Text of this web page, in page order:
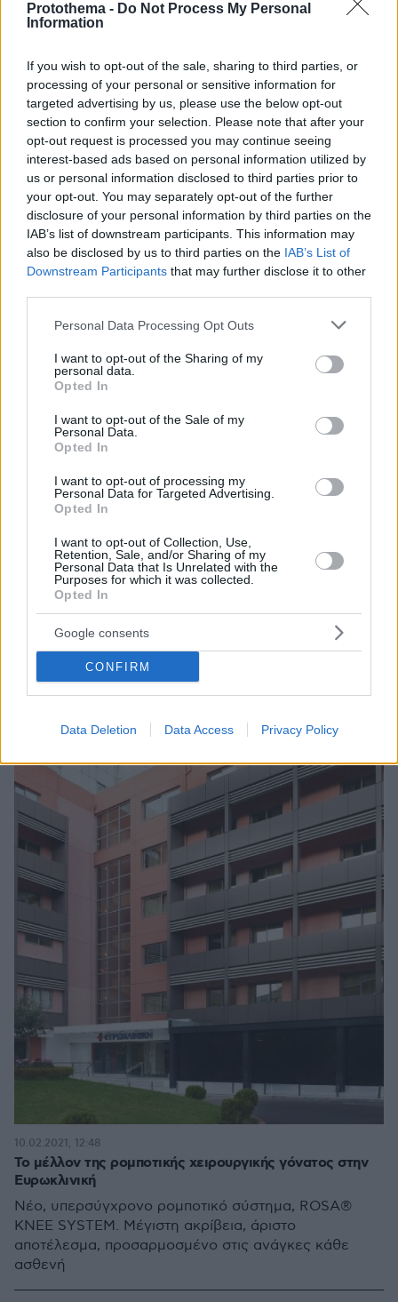
Protothema - Do Not Process My Personal
Information
If you wish to opt-out of the sale, sharing to third parties, or
processing of your personal or sensitive information for
targeted advertising by us, please use the below opt-out
section to confirm your selection. Please note that after your
opt-out request is processed you may continue seeing
interest-based ads based on personal information utilized by
us or personal information disclosed to third parties prior to
your opt-out. You may separately opt-out of the further
disclosure of your personal information by third parties on the
IAB’s list of downstream participants. This information may
also be disclosed by us to third parties on the IAB’s List of
Downstream Participants that may further disclose it to other
Please note that this website/app uses one or more Google
not limited to your visit or usage behaviour. You may click to
grant or deny consent to Google and its third-party tags to
use your data for below specified purposes in below Google
consent section.
Personal Data Processing Opt Outs
I want to opt-out of the Sharing of my
personal data.
Opted In
I want to opt-out of the Sale of my
Personal Data.
Opted In
I want to opt-out of processing my
Personal Data for Targeted Advertising.
Opted In
I want to opt-out of Collection, Use,
Retention, Sale, and/or Sharing of my
Personal Data that Is Unrelated with the
Purposes for which it was collected.
Opted In
Google consents
CONFIRM
Data Deletion Data Access Privacy Policy
Έκλεισε το deal για την πώληση της Ευρωκλινικής στην
Generali Hellas
Μέσω της Akkadia Holdings η Generali Hellas αποκτά
το σύνολο των μετοχών της Ευρωκλινικής - Τι
αναφέρει ο Νικόλας Πλακόπητας, Αντιπρόεδρος του
Δ.Σ.
Νοσηλεύεται σε σοβαρή κατάσταση η Νόρα Κατσέλη
έπειτα από επέμβαση για εγκεφαλική αιμορραγία
Νοσηλεύεται στη ΜΕΘ της Ευρωκλινικής - Υπεβλήθη
σε χειρουργική επέμβαση για να αντιμετωπιστεί
21.04.2021, 10:58
Το μέλλον της ρομποτικής χειρουργικής γόνατος στην
Ευρωκλινική
Νέο, υπερσύγχρονο ρομποτικό σύστημα, ROSA®
KNEE SYSTEM. Μέγιστη ακρίβεια, άριστο
αποτέλεσμα, προσαρμοσμένο στις ανάγκες κάθε
ασθενή
10.02.2021, 12:48